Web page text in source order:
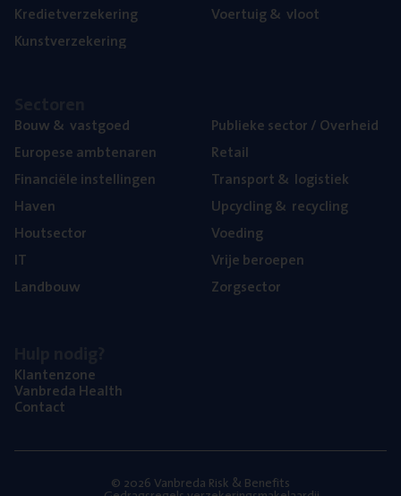
Kre­diet­ver­ze­ke­ring
Kunst­ver­ze­ke­ring
Voer­tuig& vloot
Bouw& vastgoed
Euro­pe­se ambtenaren
Finan­ci­ë­le instellingen
Haven
Hout­sec­tor
IT
Land­bouw
Publie­ke sec­tor / Overheid
Retail
Trans­port& logistiek
Upcy­cling& recycling
Voe­ding
Vrije beroe­pen
Zorg­sec­tor
Klan­ten­zo­ne
Van­b­re­da Health
Con­tact
© 2026 Vanbreda Risk & Benefits